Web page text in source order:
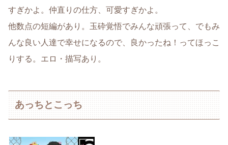
すぎかよ。仲直りの仕方、可愛すぎかよ。
他数点の短編があり。玉砕覚悟でみんな頑張って、でもみ
んな良い人達で幸せになるので、良かったね！ってほっこ
りする。エロ・描写あり。
あっちとこっち